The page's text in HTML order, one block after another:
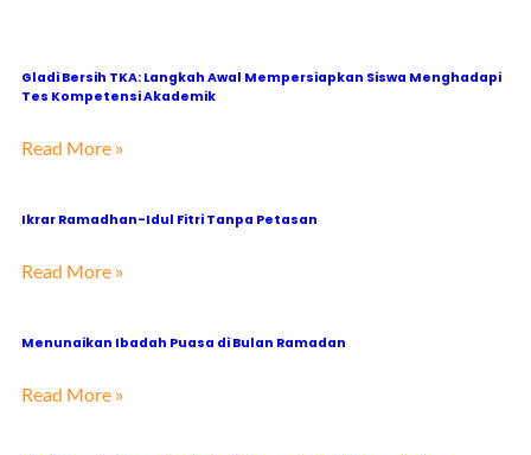
Gladi Bersih TKA: Langkah Awal Mempersiapkan Siswa Menghadapi
Tes Kompetensi Akademik
Read More »
Ikrar Ramadhan-Idul Fitri Tanpa Petasan
Read More »
Menunaikan Ibadah Puasa di Bulan Ramadan
Read More »